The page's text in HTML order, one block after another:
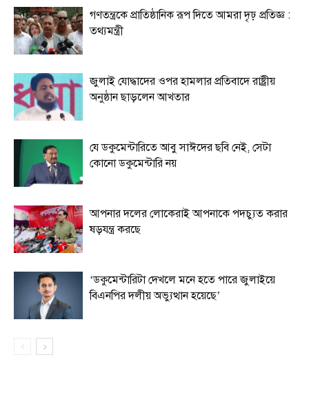
গণতন্ত্রকে প্রাতিষ্ঠানিক রূপ দিতে আমরা দৃঢ় প্রতিজ্ঞ :
তথ্যমন্ত্রী
জুলাই যোদ্ধাদের ওপর হামলার প্রতিবাদে রাষ্ট্রীয়
অনুষ্ঠান ছাড়লেন আখতার
যে ডকুমেন্টারিতে আবু সাঈদের ছবি নেই, সেটা
কোনো ডকুমেন্টারি নয়
আপনার দলের লোকেরাই আপনাকে পদচ্যুত করার
ষড়যন্ত্র করছে
‘ডকুমেন্টারিটা দেখলে মনে হতে পারে জুলাইয়ে
বিএনপির দলীয় অভ্যুত্থান হয়েছে’